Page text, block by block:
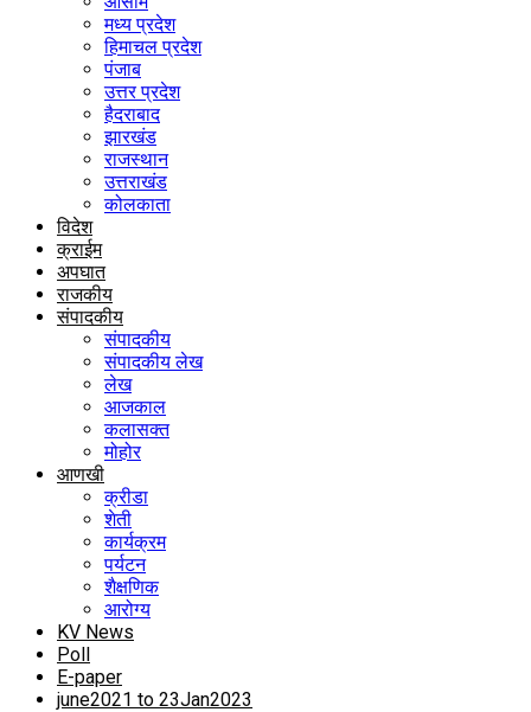
मध्य प्रदेश
हिमाचल प्रदेश
पंजाब
उत्तर प्रदेश
हैदराबाद
झारखंड
राजस्थान
उत्तराखंड
कोलकाता
विदेश
क्राईम
अपघात
राजकीय
संपादकीय
संपादकीय
संपादकीय लेख
लेख
आजकाल
कलासक्त
मोहोर
आणखी
क्रीडा
शेती
कार्यक्रम
पर्यटन
शैक्षणिक
आरोग्य
KV News
Poll
E-paper
june2021 to 23Jan2023